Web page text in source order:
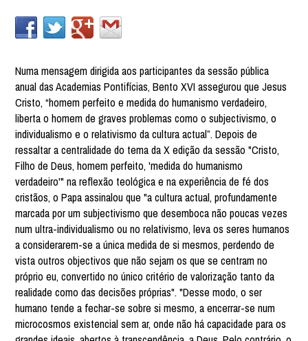
Numa mensagem dirigida aos participantes da sessão pública
anual das Academias Pontifícias, Bento XVI assegurou que Jesus
Cristo, “homem perfeito e medida do humanismo verdadeiro,
liberta o homem de graves problemas como o subjectivismo, o
individualismo e o relativismo da cultura actual”. Depois de
ressaltar a centralidade do tema da X edição da sessão "Cristo,
Filho de Deus, homem perfeito, 'medida do humanismo
verdadeiro'" na reflexão teológica e na experiência de fé dos
cristãos, o Papa assinalou que "a cultura actual, profundamente
marcada por um subjectivismo que desemboca não poucas vezes
num ultra-individualismo ou no relativismo, leva os seres humanos
a considerarem-se a única medida de si mesmos, perdendo de
vista outros objectivos que não sejam os que se centram no
próprio eu, convertido no único critério de valorização tanto da
realidade como das decisões próprias". "Desse modo, o ser
humano tende a fechar-se sobre si mesmo, a encerrar-se num
microcosmos existencial sem ar, onde não há capacidade para os